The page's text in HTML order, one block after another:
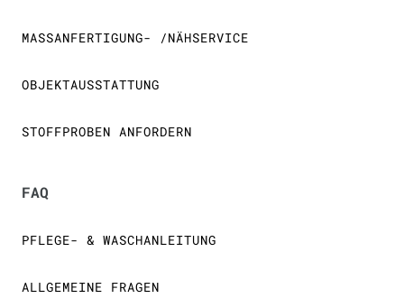
MASSANFERTIGUNG- /NÄHSERVICE
OBJEKTAUSSTATTUNG
STOFFPROBEN ANFORDERN
FAQ
PFLEGE- & WASCHANLEITUNG
ALLGEMEINE FRAGEN